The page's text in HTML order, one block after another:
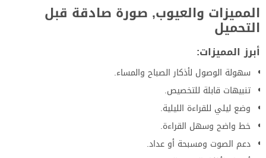
المميزات والعيوب, صورة صادقة قبل
التحميل
أبرز المميزات:
سهولة الوصول لأذكار الصباح والمساء.
تنبيهات قابلة للتخصيص.
وضع ليلي للقراءة الليلية.
خط واضح وسهل القراءة.
دعم الصوت ومسبحة أو عداد.